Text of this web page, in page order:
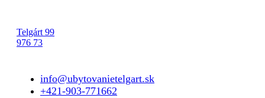
Telgárt 99
976 73
info@ubytovanietelgart.sk
+421-903-771662